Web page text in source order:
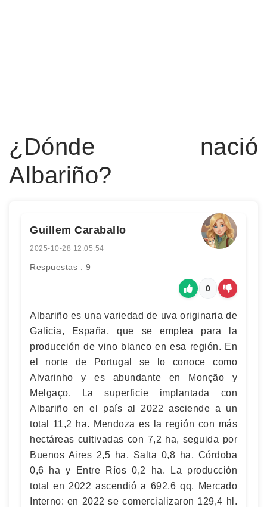
¿Dónde nació
Albariño?
Guillem Caraballo
2025-10-28 12:05:54
Respuestas : 9
0
Albariño es una variedad de uva originaria de
Galicia, España, que se emplea para la
producción de vino blanco en esa región. En
el norte de Portugal se lo conoce como
Alvarinho y es abundante en Monção y
Melgaço. La superficie implantada con
Albariño en el país al 2022 asciende a un
total 11,2 ha. Mendoza es la región con más
hectáreas cultivadas con 7,2 ha, seguida por
Buenos Aires 2,5 ha, Salta 0,8 ha, Córdoba
0,6 ha y Entre Ríos 0,2 ha. La producción
total en 2022 ascendió a 692,6 qq. Mercado
Interno: en 2022 se comercializaron 129,4 hl.